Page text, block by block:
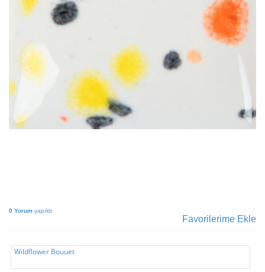
0 Yorum yapıldı
Favorilerime Ekle
Wıldflower Bouuet